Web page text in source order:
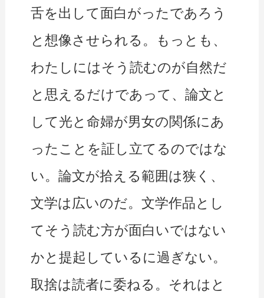
舌を出して面白がったであろう
と想像させられる。もっとも、
わたしにはそう読むのが自然だ
と思えるだけであって、論文と
して光と命婦が男女の関係にあ
ったことを証し立てるのではな
い。論文が拾える範囲は狭く、
文学は広いのだ。文学作品とし
てそう読む方が面白いではない
かと提起しているに過ぎない。
取捨は読者に委ねる。それはと